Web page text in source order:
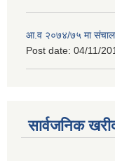
आ.व २०७४/७५ मा
Post date: 04/11/
सार्वजनिक